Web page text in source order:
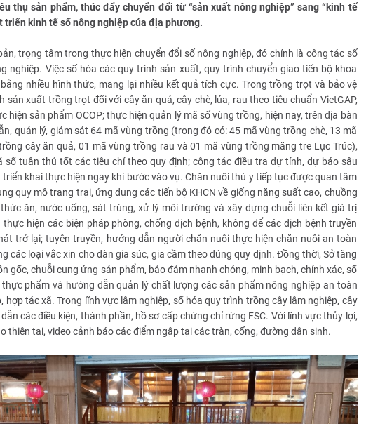
thụ sản phẩm, thúc đẩy chuyển đổi từ “sản xuất nông nghiệp” sang “kinh tế
triển kinh tế số nông nghiệp của địa phương.
trọng tâm trong thực hiện chuyển đổi số nông nghiệp, đó chính là công tác số
nghiệp. Việc số hóa các quy trình sản xuất, quy trình chuyển giao tiến bộ khoa
nhiều hình thức, mang lại nhiều kết quả tích cực. Trong trồng trọt và bảo vệ
sản xuất trồng trọt đối với cây ăn quả, cây chè, lúa, rau theo tiêu chuẩn VietGAP,
hiện sản phẩm OCOP; thực hiện quản lý mã số vùng trồng, hiện nay, trên địa bàn
quản lý, giám sát 64 mã vùng trồng (trong đó có: 45 mã vùng trồng chè, 13 mã
cây ăn quả, 01 mã vùng trồng rau và 01 mã vùng trồng măng tre Lục Trúc),
số tuân thủ tốt các tiêu chí theo quy định; công tác điều tra dự tính, dự báo sâu
khai thực hiện ngay khi bước vào vụ. Chăn nuôi thú y tiếp tục được quan tâm
quy mô trang trại, ứng dụng các tiến bộ KHCN về giống năng suất cao, chuồng
ăn, nước uống, sát trùng, xử lý môi trường và xây dựng chuỗi liên kết giá trị
hiện các biện pháp phòng, chống dịch bệnh, không để các dịch bệnh truyền
trở lại; tuyên truyền, hướng dẫn người chăn nuôi thực hiện chăn nuôi an toàn
các loại vắc xin cho đàn gia súc, gia cầm theo đúng quy định. Đồng thời, Sở tăng
gốc, chuỗi cung ứng sản phẩm, bảo đảm nhanh chóng, minh bạch, chính xác, số
phẩm và hướng dẫn quản lý chất lượng các sản phẩm nông nghiệp an toàn
hợp tác xã. Trong lĩnh vực lâm nghiệp, số hóa quy trình trồng cây lâm nghiệp, cây
các điều kiện, thành phần, hồ sơ cấp chứng chỉ rừng FSC. Với lĩnh vực thủy lợi,
thiên tai, video cảnh báo các điểm ngập tại các tràn, cống, đường dân sinh.